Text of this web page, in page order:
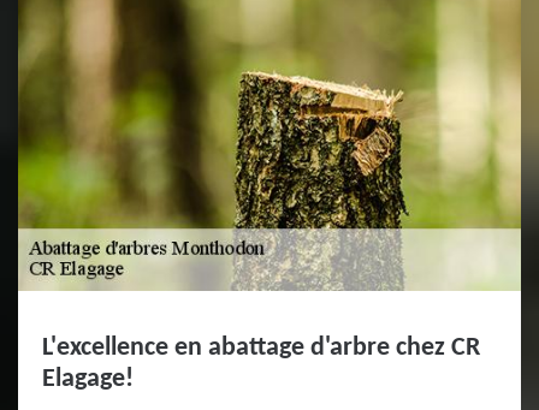
L'excellence en abattage d'arbre chez CR
Elagage!